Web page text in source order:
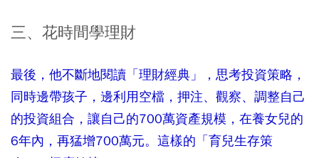
三、花時間學理財
最後，他不斷地閱讀「理財經典」，思考投資策略，
同時邊帶孩子，邊利用空檔，押注、觀察、調整自己
的投資組合，讓自己的700萬資產規模，在養女兒的
6年內，再猛增700萬元。這樣的「育兒生存策